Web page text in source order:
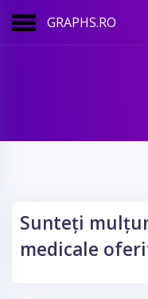
GRAPHS.RO
Sunteți
medicale